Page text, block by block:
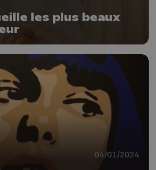
les plus beaux
04/01/2024